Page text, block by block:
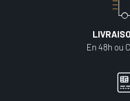
En 48h ou